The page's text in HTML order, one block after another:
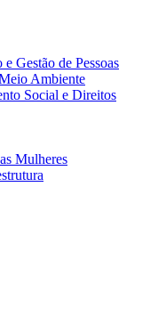
Gestão de Pessoas
Ambiente
Social e Direitos
Mulheres